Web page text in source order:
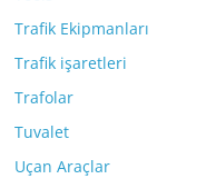
Trafik Ekipmanları
Trafik işaretleri
Trafolar
Tuvalet
Uçan Araçlar